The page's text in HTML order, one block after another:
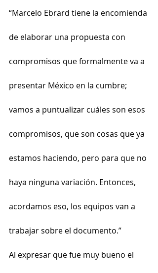
“Marcelo Ebrard tiene la encomienda
de elaborar una propuesta con
compromisos que formalmente va a
presentar México en la cumbre;
vamos a puntualizar cuáles son esos
compromisos, que son cosas que ya
estamos haciendo, pero para que no
haya ninguna variación. Entonces,
acordamos eso, los equipos van a
trabajar sobre el documento.”
Al expresar que fue muy bueno el